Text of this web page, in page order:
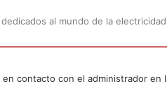
al mundo de la
contacto con el administrador en